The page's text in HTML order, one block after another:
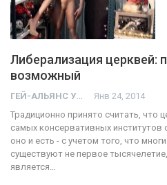
Либерализация церквей:
возможный
ГЕЙ-АЛЬЯНС УКРАИНА Янв 24, 2014
Традиционно принято считать, что
самых консервативных институтов
оно и есть - с учетом того, что
существуют не первое
является…